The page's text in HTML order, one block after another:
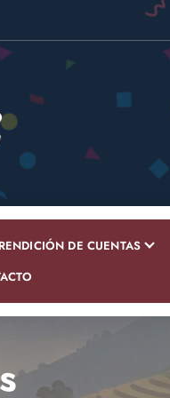
RENDICIÓN DE CUENTAS